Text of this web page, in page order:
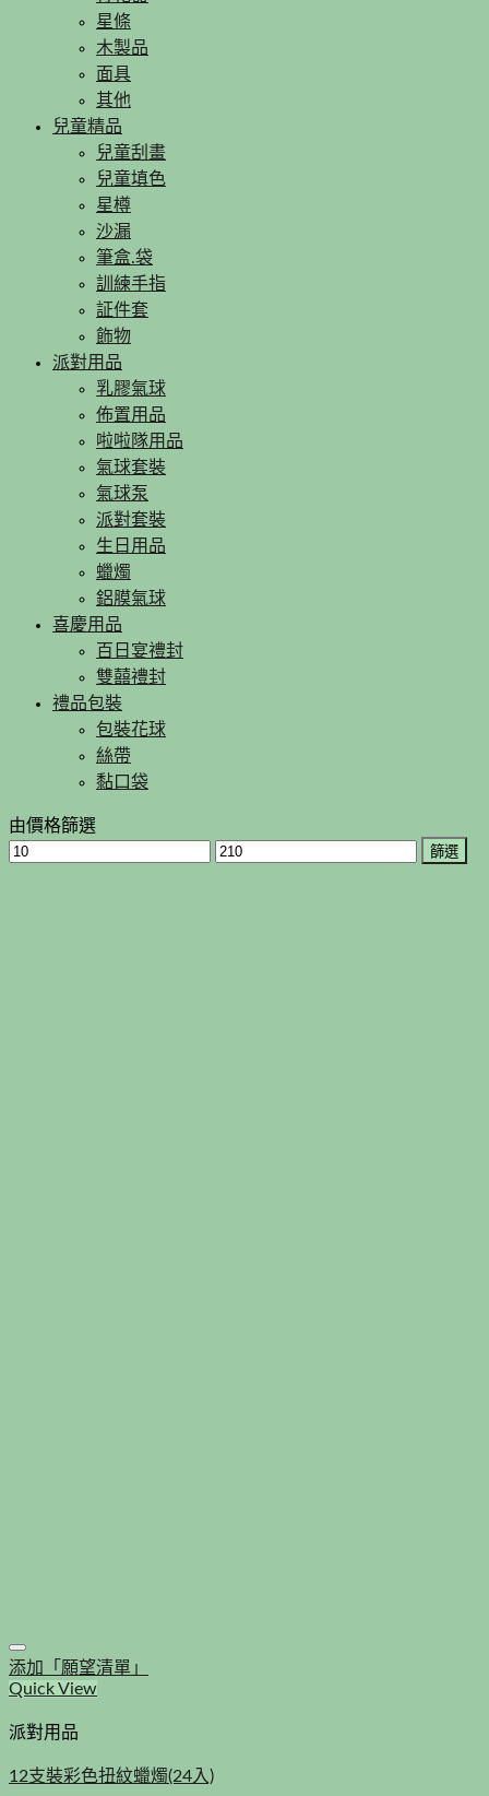
星條
木製品
面具
其他
兒童精品
兒童刮畫
兒童填色
星樽
沙漏
筆盒.袋
訓練手指
証件套
飾物
派對用品
乳膠氣球
佈置用品
啦啦隊用品
氣球套裝
氣球泵
派對套裝
生日用品
蠟燭
鋁膜氣球
喜慶用品
百日宴禮封
雙囍禮封
禮品包裝
包裝花球
絲帶
黏口袋
由價格篩選
篩選
添加「願望清單」
Quick View
派對用品
12支裝彩色扭紋蠟燭(24入)